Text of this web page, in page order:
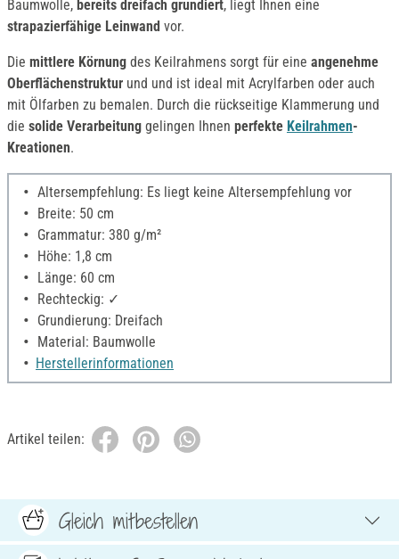
Baumwolle, bereits dreifach grundiert, liegt Ihnen eine
strapazierfähige Leinwand vor.
Die mittlere Körnung des Keilrahmens sorgt für eine angenehme
Oberflächenstruktur und und ist ideal mit Acrylfarben oder auch
mit Ölfarben zu bemalen. Durch die rückseitige Klammerung und
die solide Verarbeitung gelingen Ihnen perfekte Keilrahmen-
Kreationen.
Altersempfehlung: Es liegt keine Altersempfehlung vor
Breite: 50 cm
Grammatur: 380 g/m²
Höhe: 1,8 cm
Länge: 60 cm
Rechteckig: ✓
Grundierung: Dreifach
Material: Baumwolle
Herstellerinformationen
Artikel teilen:
Gleich mitbestellen